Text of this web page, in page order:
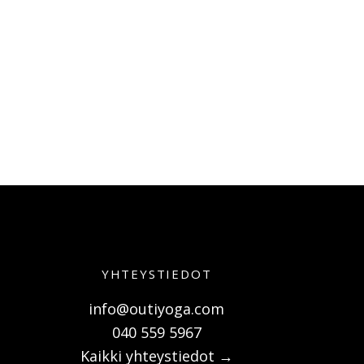
YHTEYSTIEDOT
info@outiyoga.com
040 559 5967
Kaikki yhteystiedot →